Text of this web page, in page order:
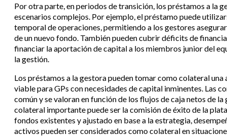
Por otra parte, en periodos de transición, los préstamos a la
escenarios complejos. Por ejemplo, el préstamo puede
temporal de operaciones, permitiendo a los gestores
de un nuevo fondo. También pueden cubrir déficits de
financiar la aportación de capital a los miembros junior del
la gestión.
Los préstamos a la gestora pueden tomar como colateral
viable para GPs con necesidades de capital inminentes. Las
común y se valoran en función de los flujos de caja netos de
colateral importante puede ser la comisión de éxito de la
fondos existentes y ajustado en base a la estrategia,
activos pueden ser considerados como colateral en